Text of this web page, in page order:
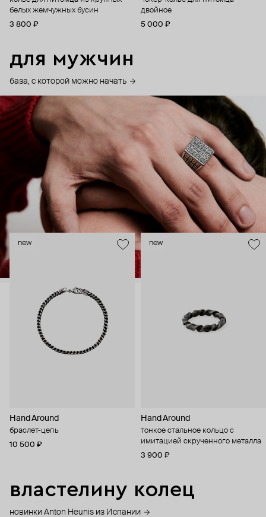
белых жемчужных бусин
3 800 ₽
двойное
5 000 ₽
для мужчин
база, с которой можно начать
new
Hand Around
браслет-цепь
10 500 ₽
new
Hand Around
тонкое стальное кольцо с
имитацией скрученного металла
3 900 ₽
властелину колец
новинки Anton Heunis из Испании